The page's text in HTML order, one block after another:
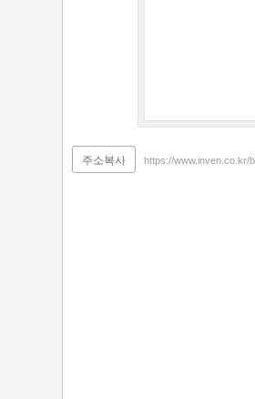
주소복사 https://www.inven.co.kr/